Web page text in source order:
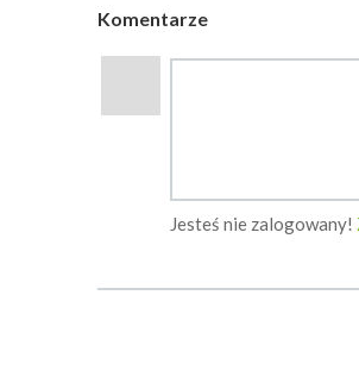
Komentarze
Jesteś nie zalogowany!